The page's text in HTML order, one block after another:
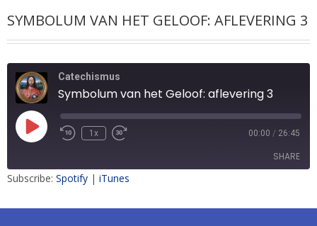
SYMBOLUM VAN HET GELOOF: AFLEVERING 3
Catechismus
Symbolum van het Geloof: aflevering 3
1x 00:00 / 26:45
SHARE
Subscribe: Spotify | iTunes